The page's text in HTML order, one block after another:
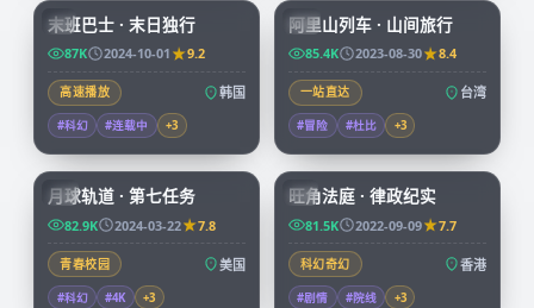
KR
末班巴士 · 末日独行
87K 2024-10-01 9.2
高速播放 韩国
#科幻 #连载中 +3
TW
阿里山列车 · 山间旅行
85.4K 2023-08-30 8.4
一站直达 台湾
#冒险 #杜比 +3
CN
99:57
月球轨道 · 第七任务
82.9K 2024-03-22 7.8
青春校园 美国
#科幻 #4K +3
HK
45:15
旺角法庭 · 律政纪实
81.5K 2022-09-09 7.7
科幻奇幻 香港
#剧情 #院线 +3